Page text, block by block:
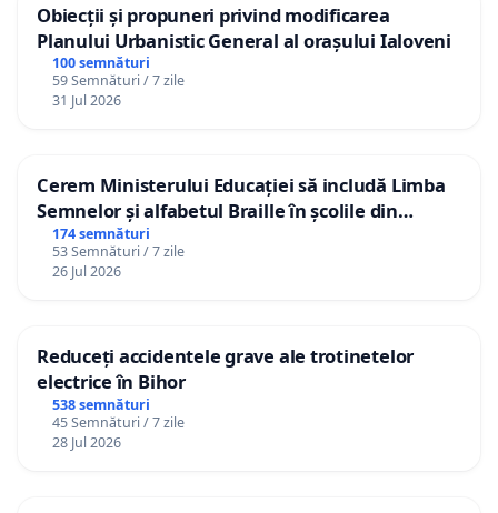
Obiecții și propuneri privind modificarea
Planului Urbanistic General al orașului Ialoveni
100 semnături
59 Semnături / 7 zile
31 Jul 2026
Cerem Ministerului Educației să includă Limba
Semnelor și alfabetul Braille în școlile din
Republica Moldova!
174 semnături
53 Semnături / 7 zile
26 Jul 2026
Reduceți accidentele grave ale trotinetelor
electrice în Bihor
538 semnături
45 Semnături / 7 zile
28 Jul 2026